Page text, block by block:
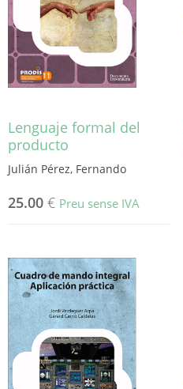
Lenguaje formal del
producto
Julián Pérez, Fernando
25.00 € Preu sense IVA